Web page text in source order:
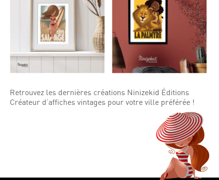
Retrouvez les dernières créations Ninizekid Éditions
Créateur d’affiches vintages pour votre ville préférée !